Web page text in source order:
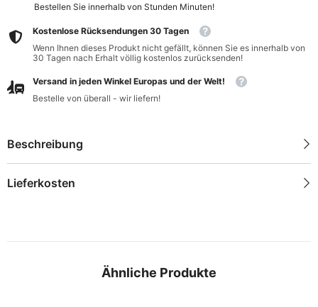
Bestellen Sie innerhalb von Stunden Minuten!
Kostenlose Rücksendungen 30 Tagen
Wenn Ihnen dieses Produkt nicht gefällt, können Sie es innerhalb von
30 Tagen nach Erhalt völlig kostenlos zurücksenden!
Versand in jeden Winkel Europas und der Welt!
Bestelle von überall - wir liefern!
Beschreibung
Lieferkosten
Ähnliche Produkte